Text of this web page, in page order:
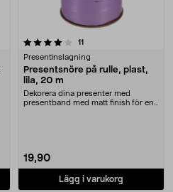
11
Presentinslagning
Presentsnöre på rulle, plast,
lila, 20 m
Dekorera dina presenter med
presentband med matt finish för en
19,90
Lägg i varukorg